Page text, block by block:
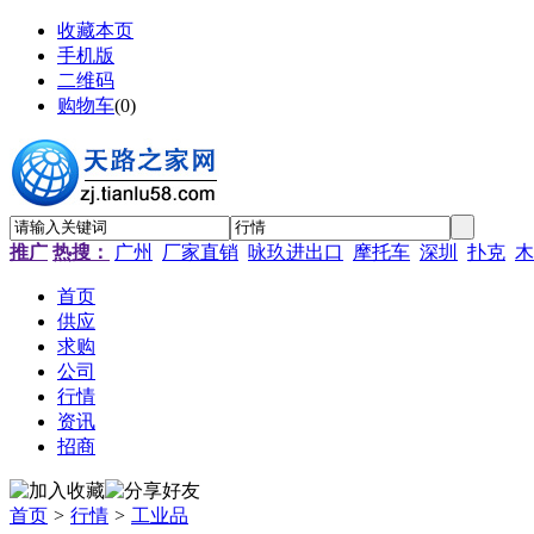
收藏本页
手机版
二维码
购物车(0)
推广 热搜： 广州 厂家直销 咏玖进出口 摩托车 深圳 扑克 木
首页
供应
求购
公司
行情
资讯
招商
首页 > 行情 > 工业品